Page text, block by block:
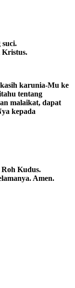
Kristus.
karunia-Mu ke
tentang
malaikat, dapat
kepada
Kudus.
Amen.